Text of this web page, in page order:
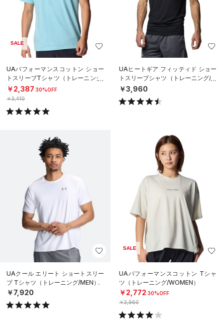
SALE
UAパフォーマンスコットン ショー
トスリーブTシャツ（トレーニング/
MEN）
￥2,387 30%OFF
￥3,410
UAヒートギア フィッティド ショー
トスリーブシャツ（トレーニング/M
EN）
￥3,960
UAクール エリート ショートスリー
ブ Tシャツ（トレーニング/MEN）
￥7,920
SALE
UAパフォーマンスコットン Tシャ
ツ（トレーニング/WOMEN）
￥2,772 30%OFF
￥3,960